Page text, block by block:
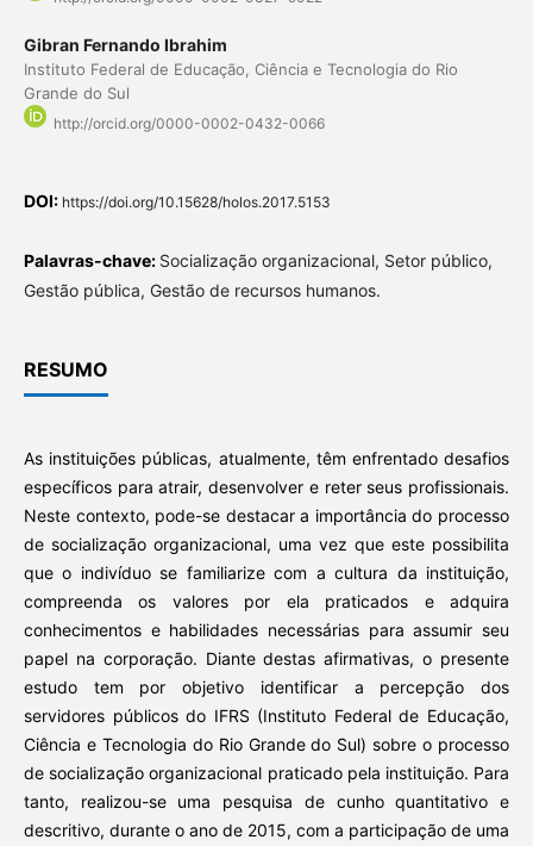
Gibran Fernando Ibrahim
Instituto Federal de Educação, Ciência e Tecnologia do Rio
Grande do Sul
http://orcid.org/0000-0002-0432-0066
DOI: https://doi.org/10.15628/holos.2017.5153
Palavras-chave: Socialização organizacional, Setor público,
Gestão pública, Gestão de recursos humanos.
RESUMO
As instituições públicas, atualmente, têm enfrentado desafios
específicos para atrair, desenvolver e reter seus profissionais.
Neste contexto, pode-se destacar a importância do processo
de socialização organizacional, uma vez que este possibilita
que o indivíduo se familiarize com a cultura da instituição,
compreenda os valores por ela praticados e adquira
conhecimentos e habilidades necessárias para assumir seu
papel na corporação. Diante destas afirmativas, o presente
estudo tem por objetivo identificar a percepção dos
servidores públicos do IFRS (Instituto Federal de Educação,
Ciência e Tecnologia do Rio Grande do Sul) sobre o processo
de socialização organizacional praticado pela instituição. Para
tanto, realizou-se uma pesquisa de cunho quantitativo e
descritivo, durante o ano de 2015, com a participação de uma